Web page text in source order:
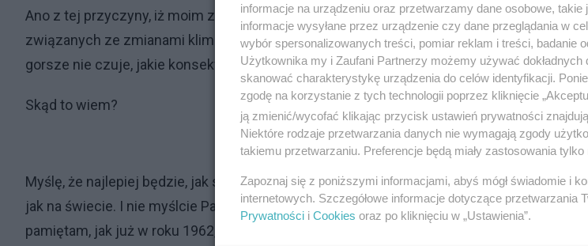
Ano z tej przyczyny, iż moim zdaniem młode i bardzo młode pokolenie Polaków zdaje
związanych ze zmianami klimatycznym, czego pokolenie starsze kompletnie nie
gorsze nie czuje, jakie konsekwencje ten problem niesie ze sobą.
Skąd to wiem?
Reklama
Myślę, że najlepiej będzie, jak się posłużę konkretem, jakim jest problem związany z
jak na świecie. I nie myślcie Państwo proszę, iż uważam się za mądralińskiego, lecz jako
pamiętam, jak już w roku 1962, przedwojenny profesor śp. Antoni Stanisław Kleczkowski
informacje na urządzeniu oraz przetwarzamy dane osobowe,
informacje wysyłane przez urządzenie czy dane przeglądania w
wybór spersonalizowanych treści, pomiar reklam i treści, badanie
Użytkownika my i Zaufani Partnerzy możemy używać
skanować charakterystykę urządzenia do celów identyfikacji.
zgodę na korzystanie z tych technologii poprzez kliknięcie
ją zmienić/wycofać klikając przycisk ustawień prywatności
Niektóre rodzaje przetwarzania danych nie wymagają zgody
takiemu przetwarzaniu. Preferencje będą miały zastosowania tylko
Zapoznaj się z poniższymi informacjami, abyś mógł świadomie i
internetowych. Szczegółowe informacje dotyczące przetwarzania
Prywatności i Cookies oraz po kliknięciu w „Ustawienia”.